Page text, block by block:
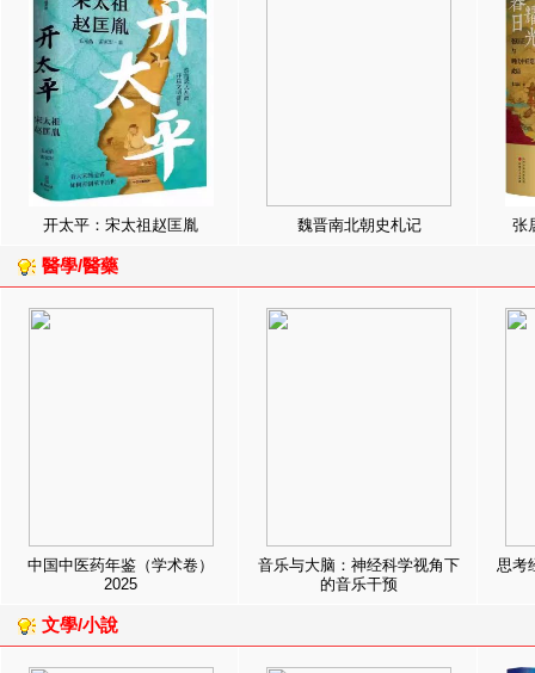
开太平：宋太祖赵匡胤 魏晋南北朝史札记 张
醫學/醫藥
中国中医药年鉴（学术卷）
2025
音乐与大脑：神经科学视角下
的音乐干预
思考
文學/小說